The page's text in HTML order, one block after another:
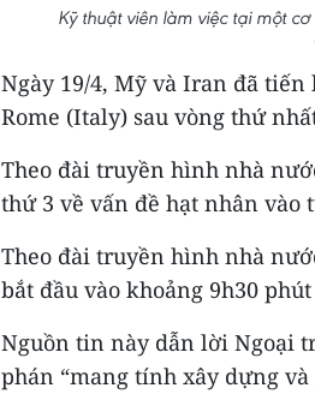
Kỹ thuật viên làm việc tại một
Ngày 19/4, Mỹ và Iran đã
Rome (Italy) sau vòng thứ
Theo đài truyền hình nhà
thứ 3 về vấn đề hạt nhân vào
Theo đài truyền hình nhà
bắt đầu vào khoảng 9h30
Nguồn tin này dẫn lời Ngoại
phán “mang tính xây dựng